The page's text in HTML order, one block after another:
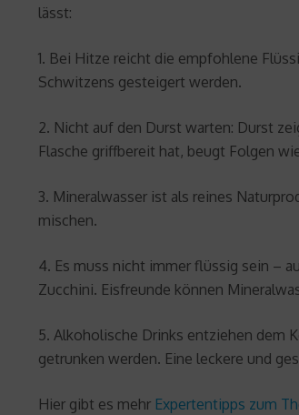
lässt:
1. Bei Hitze reicht die empfohlene
Schwitzens gesteigert werden.
2. Nicht auf den Durst warten: Durst
Flasche griffbereit hat, beugt Folgen
3. Mineralwasser ist als reines
mischen.
4. Es muss nicht immer flüssig sein –
Zucchini. Eisfreunde können
5. Alkoholische Drinks entziehen dem
getrunken werden. Eine leckere und
Hier gibt es mehr Expertentipps zum